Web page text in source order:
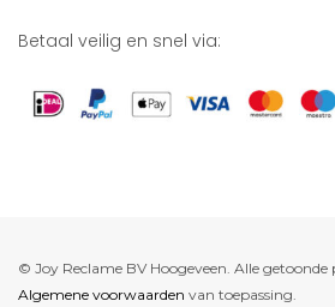
Betaal veilig en snel via:
© Joy Reclame BV Hoogeveen. Alle
Algemene voorwaarden van toepassing.